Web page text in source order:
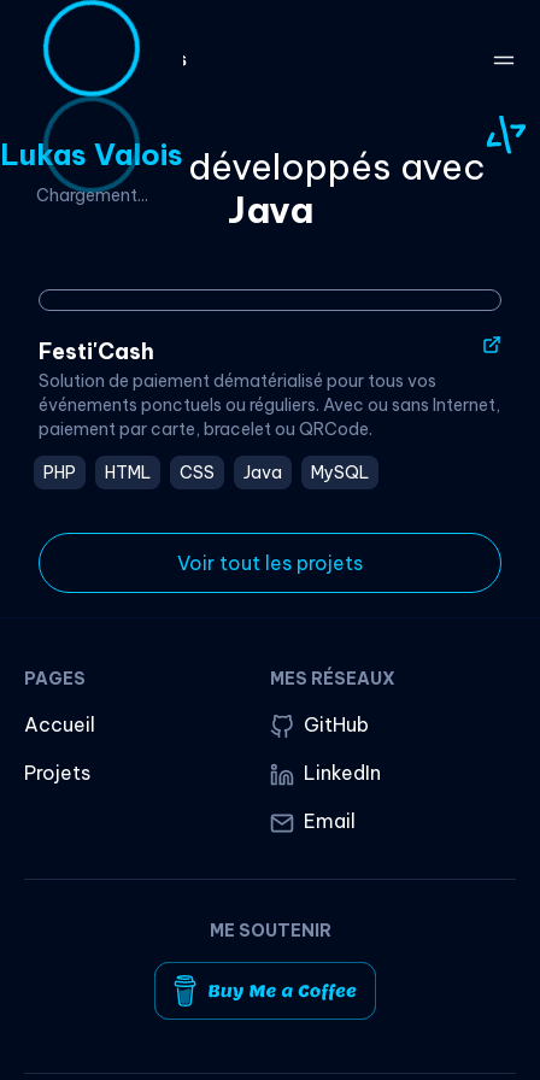
Lukas Valois
Chargement...
Projets développés avec
Java
Festi'Cash
Solution de paiement dématérialisé pour tous vos
événements ponctuels ou réguliers. Avec ou sans Internet,
paiement par carte, bracelet ou QRCode.
PHP
HTML CSS Java MySQL
Voir tout les projets
PAGES
Accueil
Projets
MES RÉSEAUX
GitHub
LinkedIn
Email
ME SOUTENIR